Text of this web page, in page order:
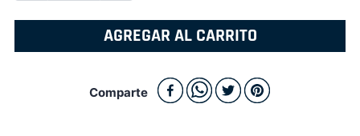
AGREGAR AL CARRITO
Comparte